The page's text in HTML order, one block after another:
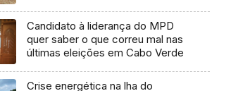
Candidato à liderança do MPD
quer saber o que correu mal nas
últimas eleições em Cabo Verde
Crise energética na lha do